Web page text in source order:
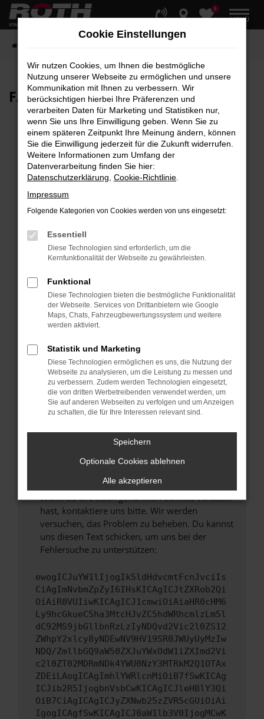
Zum
Hauptinhalt
0
MENÜ
FAHRZEUG-SHOWROOM
Fehler: Network Error
Beim Laden ist ein Fehler aufgetreten.
Hier sind ein paar Tipps, die dir helfen können:
Überprüfe deine Firewall und deine
Laden andere Webseiten, zum Beispiel deine
Suchmaschine?
Prüfe deine Browsererweiterungen.
Manche Erweiterungen, wie Werbeblocker,
können das Laden bestimmter Seiten
verhindern. Funktioniert die Seite in einem
anderen Browser oder in einem privaten
Fenster?
Starte dein Gerät neu.
Das kann manchmal helfen, vorübergehende
Probleme zu beheben.
Stelle sicher, dass dein Browser und dein
Betriebssystem auf dem neuesten Stand
sind.
Sicherheitsrisiko, sondern kann auch dazu
unterstützt werden.
Wende dich an den Webseitenbetreiber.
Wenn du alle oben genannten Schritte versucht
hast, kontaktiere uns bitte. Wir werden
versuchen, das Problem zu beheben. Du kannst
uns diesen Text schicken, um uns bei der
Fehlersuche zu unterstützen:
ewogICJuYW1lIjogIk5ldHdvcmtFcnJvciIs
CiAgImNvbmZpZyI6IHsKICAgICJtZXRob2Qi
OiAiR0VUIiwKICAgICJ1cmwiOiAiaHR0cHM6
Ly9hcGkueC5ha3MtcHJvZC5hdWRhcmlzLm5l
dC92MS9jbGllbnRzLzIyNDQvd2Vic2l0ZS12
ZWhpY2xlcy8yNDEwNV9HV19SR0JWUyUyMzIw
NDQ/ZmllbGQ9aW50ZXJuYWxOdW1iZXImd2Vi
c2l0ZT02MDRmNDk4YWU0NzY3MTRkM2Q1OTAx
ZDEiLAogICAgImhlYWRlcnMiOiB7fSwKICAg
ICJib2R5IjogbnVsbCwKICAgICJleHBlY3Qi
OiB7CiAgICAgICJyZXNwb25zZVR5cGUiOiAi
IgogICAgfSwKICAgICJ0aW1lb3V0IjogMCwK
Cookie Einstellungen
Wir nutzen Cookies, um Ihnen die bestmögliche
Nutzung unserer Webseite zu ermöglichen und unsere
Kommunikation mit Ihnen zu verbessern. Wir
berücksichtigen hierbei Ihre Präferenzen und
verarbeiten Daten für Marketing und Statistiken nur,
wenn Sie uns Ihre Einwilligung geben. Wenn Sie zu
einem späteren Zeitpunkt Ihre Meinung ändern, können
Sie die Einwilligung jederzeit für die Zukunft widerrufen.
Weitere Informationen zum Umfang der
Datenverarbeitung finden Sie hier:
Datenschutzerklärung Cookie-Richtlinie
Impressum
Folgende Kategorien von Cookies werden von uns eingesetzt:
Essentiell
Diese Technologien sind erforderlich, um die
Kernfunktionalität der Webseite zu gewährleisten.
Funktional
Diese Technologien bieten die bestmögliche Funktionalität
der Webseite. Services von Drittanbietern wie Google
Maps, Chats, Fahrzeugbewertungssystem und weitere
werden aktiviert.
Statistik und Marketing
Diese Technologien ermöglichen es uns, die Nutzung der
Webseite zu analysieren, um die Leistung zu messen und
zu verbessern. Zudem werden Technologien eingesetzt,
die von dritten Werbetreibenden verwendet werden, um
Sie auf anderen Webseiten zu verfolgen und um Anzeigen
zu schalten, die für Ihre Interessen relevant sind.
Speichern
Optionale Cookies ablehnen
Alle akzeptieren